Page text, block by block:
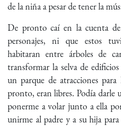
de la niña a pesar de tener la
De pronto caí en la cuenta
personajes, ni que estos
habitaran entre árboles de
transformar la selva de
un parque de atracciones para
pronto, eran libres. Podía darle
ponerme a volar junto a ella
unirme al padre y a su hija